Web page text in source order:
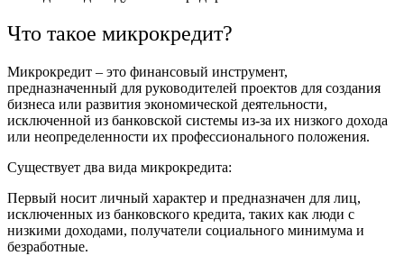
Что такое микрокредит?
Микрокредит – это финансовый инструмент,
предназначенный для руководителей проектов для создания
бизнеса или развития экономической деятельности,
исключенной из банковской системы из-за их низкого дохода
или неопределенности их профессионального положения.
Существует два вида микрокредита:
Первый носит личный характер и предназначен для лиц,
исключенных из банковского кредита, таких как люди с
низкими доходами, получатели социального минимума и
безработные.